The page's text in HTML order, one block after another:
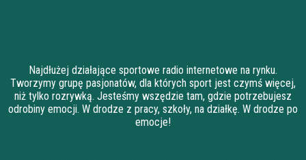
Najdłużej działające sportowe radio internetowe na rynku.
Tworzymy grupę pasjonatów, dla których sport jest czymś więcej,
niż tylko rozrywką. Jesteśmy wszędzie tam, gdzie potrzebujesz
odrobiny emocji. W drodze z pracy, szkoły, na działkę. W drodze po
emocje!